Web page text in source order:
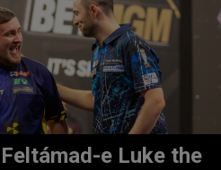
Feltámad-e Luke the